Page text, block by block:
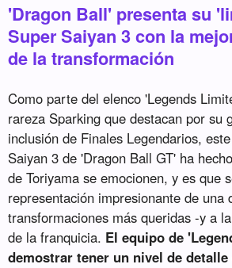
'Dragon Ball' presenta su
Super Saiyan 3 con la
de la transformación
Como parte del elenco 'Legends
rareza Sparking que destacan por su
inclusión de Finales Legendarios,
Saiyan 3 de 'Dragon Ball GT' ha
de Toriyama se emocionen, y es que
representación impresionante de una
transformaciones más queridas -y a
de la franquicia. El equipo de
demostrar tener un nivel de